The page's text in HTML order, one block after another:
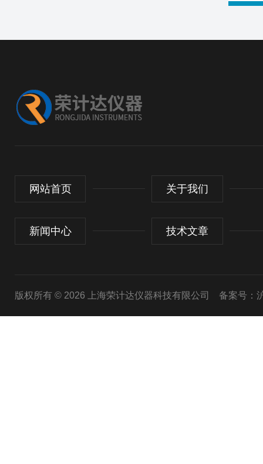
网站首页 关于我们
新闻中心 技术文章
版权所有 © 2026 上海荣计达仪器科技有限公司 备案号：